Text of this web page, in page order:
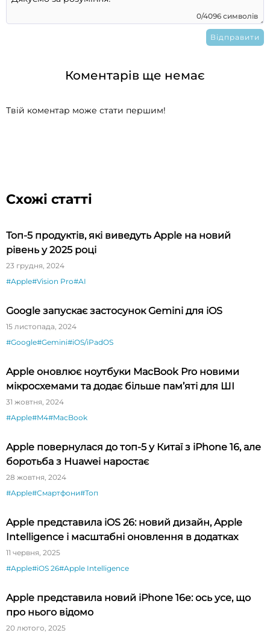
0/4096 символів
Коментарів ще немає
Твій коментар може стати першим!
Схожі статті
Топ-5 продуктів, які виведуть Apple на новий
рівень у 2025 році
23 грудня, 2024
#Apple#Vision Pro#AI
Google запускає застосунок Gemini для iOS
15 листопада, 2024
#Google#Gemini#iOS/iPadOS
Apple оновлює ноутбуки MacBook Pro новими
мікросхемами та додає більше пам’яті для ШІ
31 жовтня, 2024
#Apple#M4#MacBook
Apple повернулася до топ-5 у Китаї з iPhone 16, але
боротьба з Huawei наростає
28 жовтня, 2024
#Apple#Смартфони#Топ
Apple представила iOS 26: новий дизайн, Apple
Intelligence і масштабні оновлення в додатках
11 червня, 2025
#Apple#iOS 26#Apple Intelligence
Apple представила новий iPhone 16e: ось усе, що
про нього відомо
20 лютого, 2025